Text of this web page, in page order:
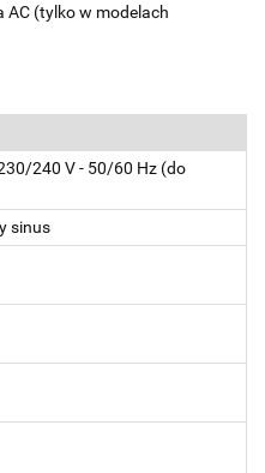
AC (tylko w modelach
240 V - 50/60 Hz (do
sinus